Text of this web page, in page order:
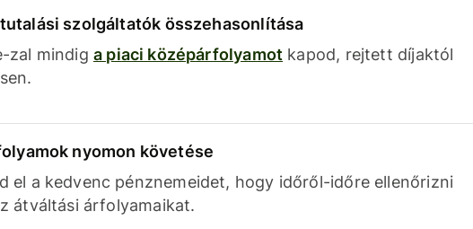
szolgáltatók összehasonlítása
zal mindig a piaci középárfolyamot kapod, rejtett díjaktól
nyomon követése
el a kedvenc pénznemeidet, hogy időről-időre ellenőrizni
átváltási árfolyamaikat.